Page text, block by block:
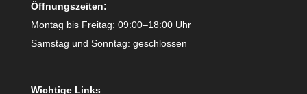
Öffnungszeiten:
Montag bis Freitag: 09:00–18:00 Uhr
Samstag und Sonntag: geschlossen
Wichtige Links